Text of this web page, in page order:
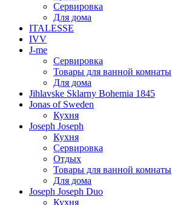
Сервировка
Для дома
ITALESSE
IVV
J-me
Сервировка
Товары для ванной комнаты
Для дома
Jihlavske Sklarny Bohemia 1845
Jonas of Sweden
Кухня
Joseph Joseph
Кухня
Сервировка
Отдых
Товары для ванной комнаты
Для дома
Joseph Joseph Duo
Кухня